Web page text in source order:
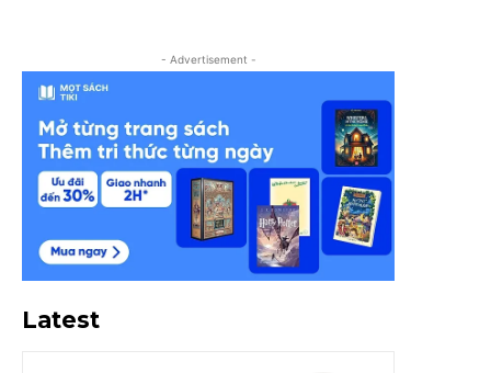
- Advertisement -
Latest